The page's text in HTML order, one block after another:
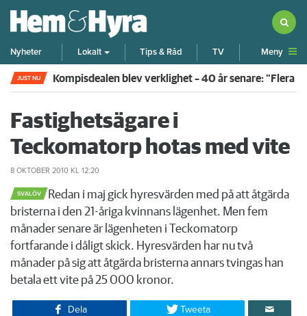
Nyheter Lokalt Tips & Råd TV Meny
JUST NU Kompisdealen blev verklighet – 40 år senare: "Flera
Fastighetsägare i
Teckomatorp hotas med vite
8 OKTOBER 2010 KL 12:20
SVALÖV
​Redan i maj gick hyresvärden med på att åtgärda
bristerna i den 21-åriga kvinnans lägenhet. Men fem
månader senare är lägenheten i Teckomatorp
fortfarande i dåligt skick. Hyresvärden har nu två
månader på sig att åtgärda bristerna annars tvingas han
betala ett vite på 25 000 kronor.
Dela Tweeta